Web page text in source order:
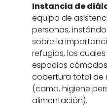
Instancia de
equipo de
personas,
sobre la
refugios, los
espacios
cobertura total de
(cama, higiene
alimentación).